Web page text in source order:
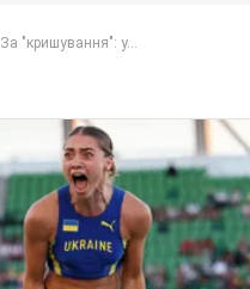
За "кришування": у...